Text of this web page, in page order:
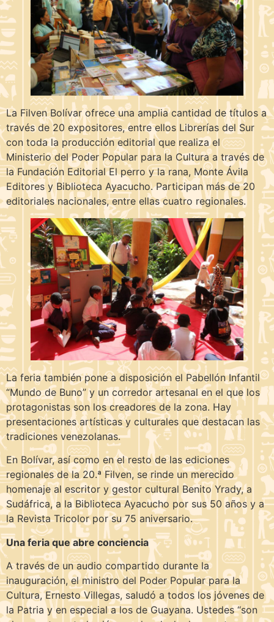
La Filven Bolívar ofrece una amplia cantidad de títulos a
través de 20 expositores, entre ellos Librerías del Sur
con toda la producción editorial que realiza el
Ministerio del Poder Popular para la Cultura a través de
la Fundación Editorial El perro y la rana, Monte Ávila
Editores y Biblioteca Ayacucho. Participan más de 20
editoriales nacionales, entre ellas cuatro regionales.
La feria también pone a disposición el Pabellón Infantil
“Mundo de Buno” y un corredor artesanal en el que los
protagonistas son los creadores de la zona. Hay
presentaciones artísticas y culturales que destacan las
tradiciones venezolanas.
En Bolívar, así como en el resto de las ediciones
regionales de la 20.ª Filven, se rinde un merecido
homenaje al escritor y gestor cultural Benito Yrady, a
Sudáfrica, a la Biblioteca Ayacucho por sus 50 años y a
la Revista Tricolor por su 75 aniversario.
Una feria que abre conciencia
A través de un audio compartido durante la
inauguración, el ministro del Poder Popular para la
Cultura, Ernesto Villegas, saludó a todos los jóvenes de
la Patria y en especial a los de Guayana. Ustedes “son